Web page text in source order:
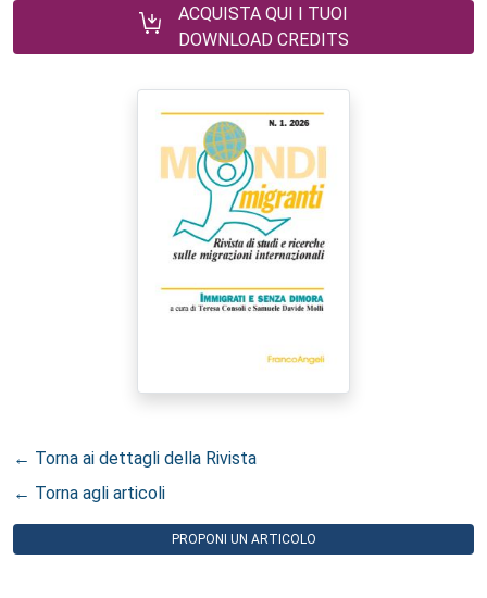
ACQUISTA QUI I TUOI
DOWNLOAD CREDITS
← Torna ai dettagli della Rivista
← Torna agli articoli
PROPONI UN ARTICOLO